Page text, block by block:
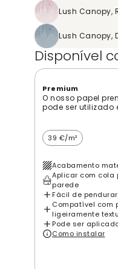
Lush Canopy,
Lush Canopy,
Disponível
Premium
O nosso papel
pode ser utilizado
39 €/m²
Acabamento
Aplicar com cola
parede
Fácil de pendurar
Compatível com
ligeiramente
Pode ser
Como instalar